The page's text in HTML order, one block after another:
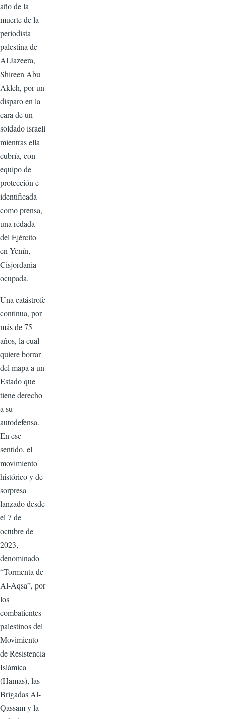
año de la
muerte de la
periodista
palestina de
Al Jazeera,
Shireen Abu
Akleh, por un
disparo en la
cara de un
soldado israelí
mientras ella
cubría, con
equipo de
protección e
identificada
como prensa,
una redada
del Ejército
en Yenín,
Cisjordania
ocupada.
Una catástrofe
continua, por
más de 75
años, la cual
quiere borrar
del mapa a un
Estado que
tiene derecho
a su
autodefensa.
En ese
sentido, el
movimiento
histórico y de
sorpresa
lanzado desde
el 7 de
octubre de
2023,
denominado
“Tormenta de
Al-Aqsa”, por
los
combatientes
palestinos del
Movimiento
de Resistencia
Islámica
(Hamas), las
Brigadas Al-
Qassam y la